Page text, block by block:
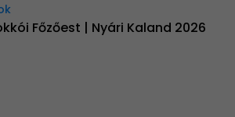
Főzőest | Nyári Kaland 2026